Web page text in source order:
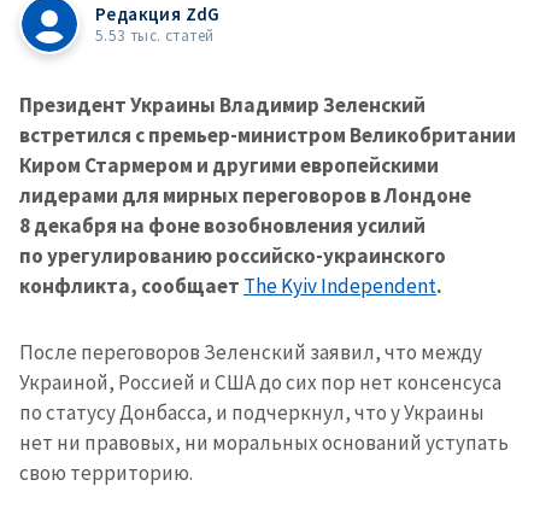
Редакция ZdG
5.53 тыс. статей
Президент Украины Владимир Зеленский
встретился с премьер-министром Великобритании
Киром Стармером и другими европейскими
лидерами для мирных переговоров в Лондоне
8 декабря на фоне возобновления усилий
по урегулированию российско-украинского
конфликта, сообщает The Kyiv Independent.
После переговоров Зеленский заявил, что между
Украиной, Россией и США до сих пор нет консенсуса
по статусу Донбасса, и подчеркнул, что у Украины
нет ни правовых, ни моральных оснований уступать
свою территорию.